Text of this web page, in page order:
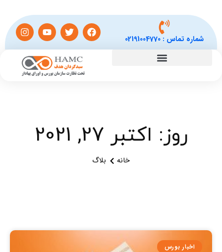
شماره تماس :02191004770
روز: اکتبر 27, 2021
خانه بلاگ
اخبار بورس